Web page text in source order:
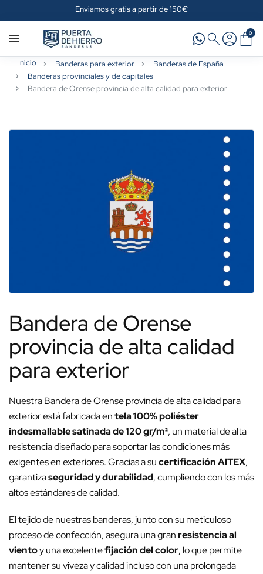
Enviamos gratis a partir de 150€
0
Inicio Banderas para exterior
Banderas de España
Banderas provinciales y de capitales
Bandera de Orense provincia de alta calidad para exterior
Bandera de Orense
provincia de alta calidad
para exterior
Nuestra Bandera de Orense provincia de alta calidad para
exterior está fabricada entela 100% poliéster
indesmallable satinada de 120 gr/m², un material de alta
resistencia diseñado para soportar las condiciones más
exigentes en exteriores. Gracias a sucertificación AITEX,
garantizaseguridad y durabilidad, cumpliendo con los más
altos estándares de calidad.
El tejido de nuestras banderas, junto con su meticuloso
proceso de confección, asegura una granresistencia al
vientoy una excelentefijación del color, lo que permite
mantener su viveza y calidad incluso con una prolongada